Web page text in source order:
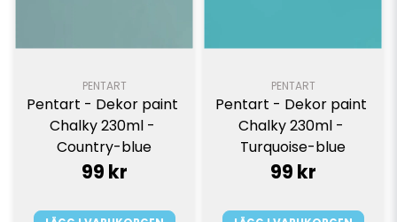
PENTART
Pentart - Dekor paint
Chalky 230ml -
Country-blue
99 kr
PENTART
Pentart - Dekor paint
Chalky 230ml -
Turquoise-blue
99 kr